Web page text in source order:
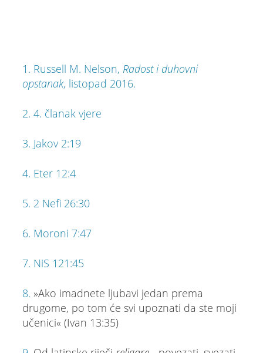
1. Russell M. Nelson, Radost i duhovni
opstanak, listopad 2016.
2. 4. članak vjere
3. Jakov 2:19
4. Eter 12:4
5. 2 Nefi 26:30
6. Moroni 7:47
7. NiS 121:45
8. »Ako imadnete ljubavi jedan prema
drugome, po tom će svi upoznati da ste moji
učenici« (Ivan 13:35)